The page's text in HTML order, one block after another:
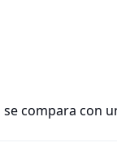
compara con